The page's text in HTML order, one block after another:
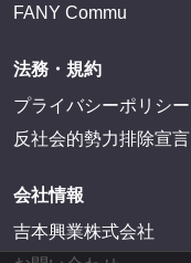
FANY Commu
法務・規約
プライバシーポリシー
反社会的勢力排除宣言
会社情報
吉本興業株式会社